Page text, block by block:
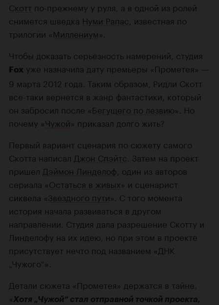
Скотт по-прежнему у руля, а в одной из ролей
снимется шведка Нуми Рапас , известная по
трилогии «Миллениум».
Чтобы доказать серьезность намерений, студия
Fox уже назначила дату премьеры «Прометея» —
9 марта 2012 года. Таким образом, Ридли Скотт
все-таки вернется в жанр фантастики, который
он забросил после «Бегущего по лезвию». Но
почему «Чужой» приказал долго жить?
Первый вариант сценария по сюжету самого
Скотта написал Джон Спэйтс . Затем на проект
пришел Дэймон Линделоф , один из авторов
сериала «Остаться в живых» и сценарист
сиквела «Звездного пути». С того момента
история начала развиваться в другом
направлении. Студия дала разрешение Скотту и
Линделофу на их идею, но при этом в проекте
присутствует нечто под названием «ДНК
„Чужого“».
Детали сюжета «Прометея» держатся в тайне.
«Хотя „Чужой“ стал отправной точкой проекта,